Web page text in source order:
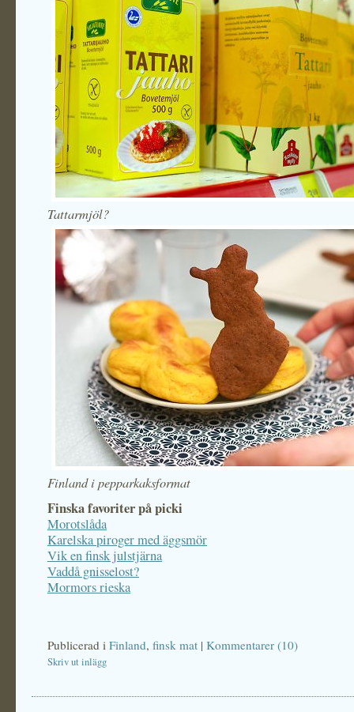
Tattarmjöl?
Finland i pepparkaksformat
Finska favoriter på picki
Morotslåda
Karelska piroger med äggsmör
Vik en finsk julstjärna
Vaddå gnisselost?
Mormors rieska
Publicerad i Finland, finsk mat | Kommentarer (10)
Skriv ut inlägg